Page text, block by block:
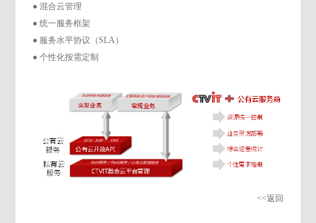
● 混合云管理
● 统一服务框架
● 服务水平协议（SLA）
● 个性化按需定制
<<返回